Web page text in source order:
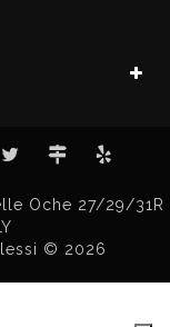
Oche 27/29/31R
© 2026